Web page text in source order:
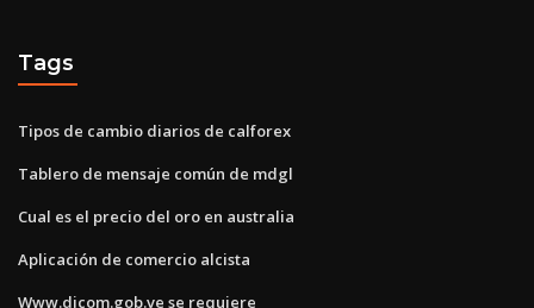
Tags
Tipos de cambio diarios de calforex
Tablero de mensaje común de mdgl
Cual es el precio del oro en australia
Aplicación de comercio alcista
Www.dicom.gob.ve se requiere